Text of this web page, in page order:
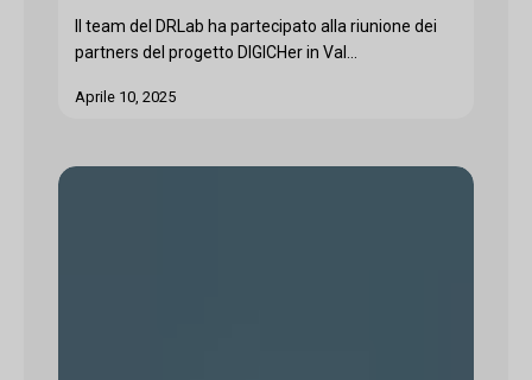
Il team del DRLab ha partecipato alla riunione dei
partners del progetto DIGICHer in Val...
Aprile 10, 2025